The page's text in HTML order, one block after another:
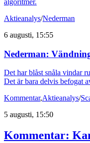
Aktieanalys/Nederman
6 augusti, 15:55
Nederman:
Det har blåst snåla vindar
Det är bara delvis befogat
Kommentar,Aktieanalys/
5 augusti, 15:50
Kommentar: